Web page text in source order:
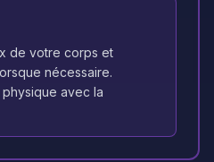
de votre corps et
nécessaire.
avec la